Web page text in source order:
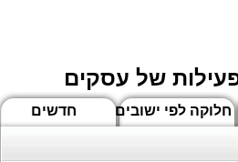
של עסקים
חדשים חלוקה לפי ישובים